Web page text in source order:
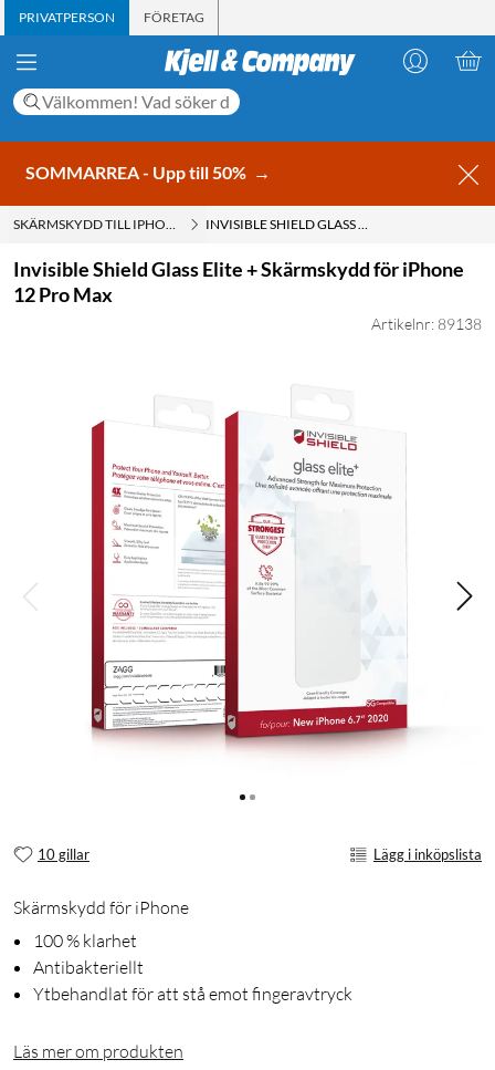
PRIVATPERSON FÖRETAG
SOMMARREA - Upp till 50% →
SKÄRMSKYDD TILL IPHONE 12 PRO MAX INVISIBLE SHIELD GLASS ELITE + SKÄRMSKYDD FÖR IPHONE 12 PRO MAX
Invisible Shield Glass Elite + Skärmskydd för iPhone
12 Pro Max
Artikelnr: 89138
10 gillar Lägg i inköpslista
Skärmskydd för iPhone
100 % klarhet
Antibakteriellt
Ytbehandlat för att stå emot fingeravtryck
Läs mer om produkten